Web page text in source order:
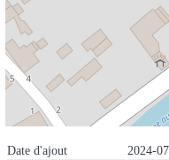
Date d'ajout
2024-